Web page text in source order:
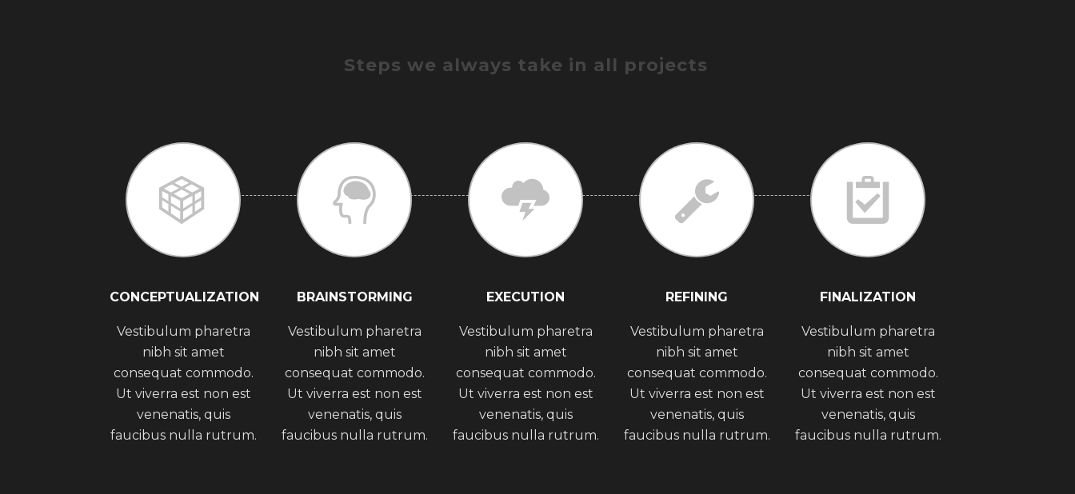
Steps we always take in all projects
CONCEPTUALIZATION
Vestibulum pharetra
nibh sit amet
consequat commodo.
Ut viverra est non est
venenatis, quis
faucibus nulla rutrum.
BRAINSTORMING
Vestibulum pharetra
nibh sit amet
consequat commodo.
Ut viverra est non est
venenatis, quis
faucibus nulla rutrum.
EXECUTION
Vestibulum pharetra
nibh sit amet
consequat commodo.
Ut viverra est non est
venenatis, quis
faucibus nulla rutrum.
REFINING
Vestibulum pharetra
nibh sit amet
consequat commodo.
Ut viverra est non est
venenatis, quis
faucibus nulla rutrum.
FINALIZATION
Vestibulum pharetra
nibh sit amet
consequat commodo.
Ut viverra est non est
venenatis, quis
faucibus nulla rutrum.